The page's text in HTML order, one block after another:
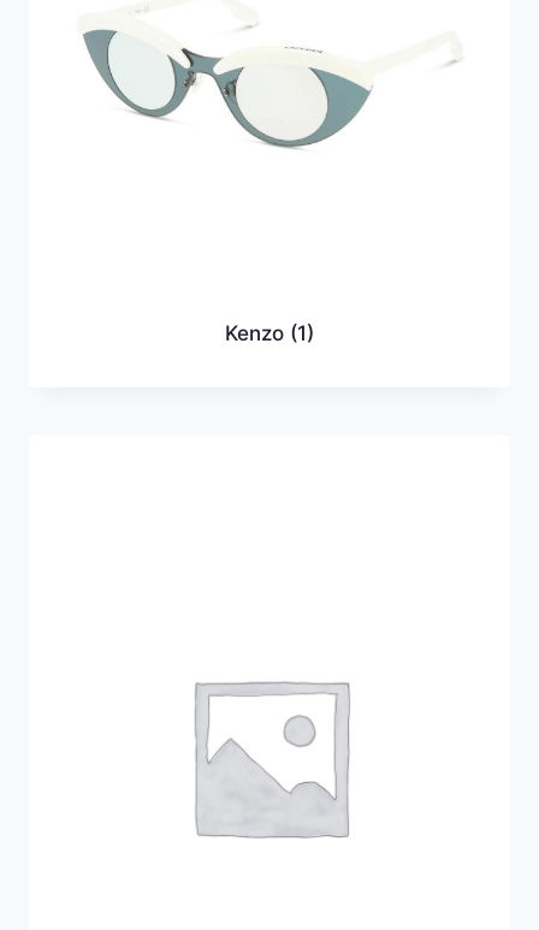
Kenzo (1)